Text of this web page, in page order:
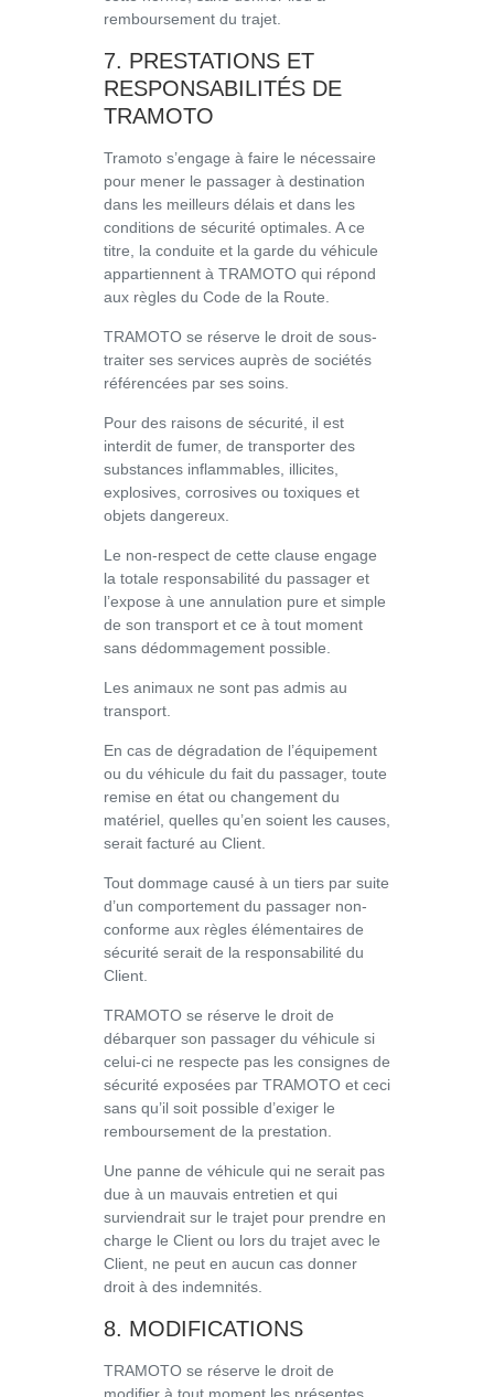
remboursement du trajet.
7. PRESTATIONS ET
RESPONSABILITÉS DE
TRAMOTO
Tramoto s’engage à faire le nécessaire
pour mener le passager à destination
dans les meilleurs délais et dans les
conditions de sécurité optimales. A ce
titre, la conduite et la garde du véhicule
appartiennent à TRAMOTO qui répond
aux règles du Code de la Route.
TRAMOTO se réserve le droit de sous-
traiter ses services auprès de sociétés
référencées par ses soins.
Pour des raisons de sécurité, il est
interdit de fumer, de transporter des
substances inflammables, illicites,
explosives, corrosives ou toxiques et
objets dangereux.
Le non-respect de cette clause engage
la totale responsabilité du passager et
l’expose à une annulation pure et simple
de son transport et ce à tout moment
sans dédommagement possible.
Les animaux ne sont pas admis au
transport.
En cas de dégradation de l’équipement
ou du véhicule du fait du passager, toute
remise en état ou changement du
matériel, quelles qu’en soient les causes,
serait facturé au Client.
Tout dommage causé à un tiers par suite
d’un comportement du passager non-
conforme aux règles élémentaires de
sécurité serait de la responsabilité du
Client.
TRAMOTO se réserve le droit de
débarquer son passager du véhicule si
celui-ci ne respecte pas les consignes de
sécurité exposées par TRAMOTO et ceci
sans qu’il soit possible d’exiger le
remboursement de la prestation.
Une panne de véhicule qui ne serait pas
due à un mauvais entretien et qui
surviendrait sur le trajet pour prendre en
charge le Client ou lors du trajet avec le
Client, ne peut en aucun cas donner
droit à des indemnités.
8. MODIFICATIONS
TRAMOTO se réserve le droit de